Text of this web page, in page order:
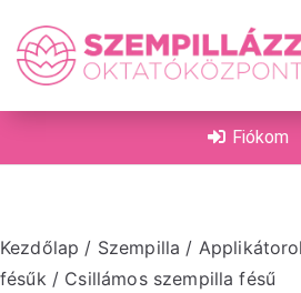
Fiókom
Kezdőlap / Szempilla /
fésűk / Csillámos szempilla fésű